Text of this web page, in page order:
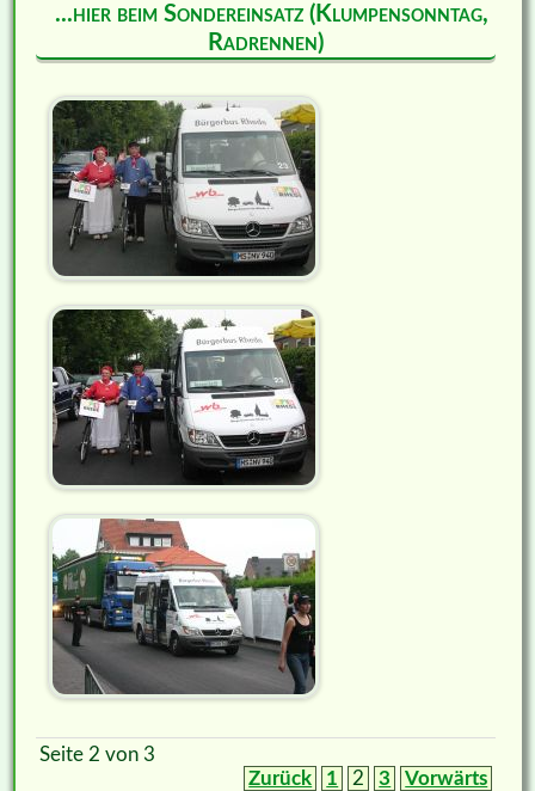
...hier beim Sondereinsatz (Klumpensonntag,
Radrennen)
Seite 2 von 3
Zurück
1 2 3 Vorwärts